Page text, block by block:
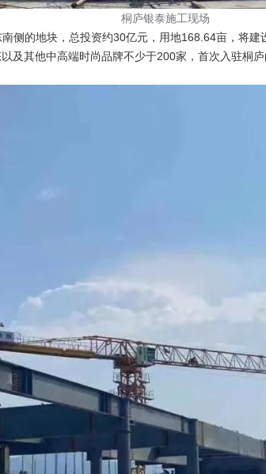
桐庐银泰施工现场
的地块，总投资约30亿元，用地168.64亩，将建
及其他中高端时尚品牌不少于200家，首次入驻桐